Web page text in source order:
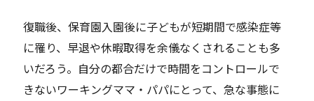
復職後、保育園入園後に子どもが短期間で感染症等
に罹り、早退や休暇取得を余儀なくされることも多
いだろう。自分の都合だけで時間をコントロールで
きないワーキングママ・パパにとって、急な事態に